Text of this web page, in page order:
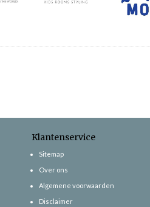
Klantenservice
Sitemap
Over ons
Algemene voorwaarden
Disclaimer